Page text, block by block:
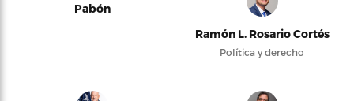
Pabón
Ramón L. Rosario Cortés
Política y derecho